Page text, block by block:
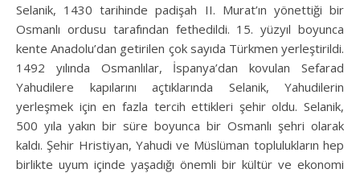
Selanik, 1430 tarihinde padişah II. Murat’ın yönettiği bir
Osmanlı ordusu tarafından fethedildi. 15. yüzyıl boyunca
kente Anadolu’dan getirilen çok sayıda Türkmen yerleştirildi.
1492 yılında Osmanlılar, İspanya’dan kovulan Sefarad
Yahudilere kapılarını açtıklarında Selanik, Yahudilerin
yerleşmek için en fazla tercih ettikleri şehir oldu. Selanik,
500 yıla yakın bir süre boyunca bir Osmanlı şehri olarak
kaldı. Şehir Hristiyan, Yahudi ve Müslüman toplulukların hep
birlikte uyum içinde yaşadığı önemli bir kültür ve ekonomi